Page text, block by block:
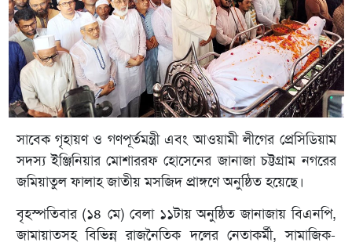
সাবেক গৃহায়ণ ও গণপূর্তমন্ত্রী এবং আওয়ামী লীগের প্রেসিডিয়াম
সদস্য ইঞ্জিনিয়ার মোশাররফ হোসেনের জানাজা চট্টগ্রাম নগরের
জমিয়াতুল ফালাহ জাতীয় মসজিদ প্রাঙ্গণে অনুষ্ঠিত হয়েছে।
বৃহস্পতিবার (১৪ মে) বেলা ১১টায় অনুষ্ঠিত জানাজায় বিএনপি,
জামায়াতসহ বিভিন্ন রাজনৈতিক দলের নেতাকর্মী, সামাজিক-